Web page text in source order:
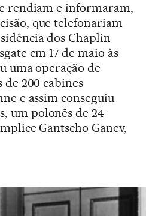
rendiam e informaram,
que telefonariam
dos Chaplin
em 17 de maio às
uma operação de
200 cabines
e assim conseguiu
um polonês de 24
Gantscho Ganev,